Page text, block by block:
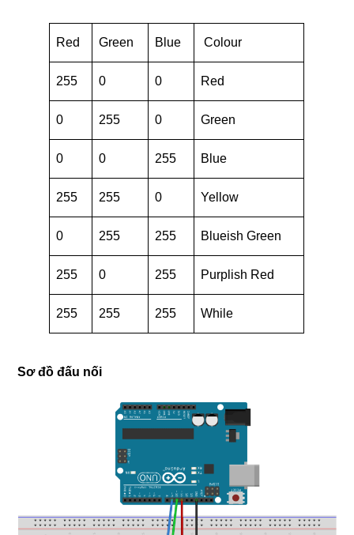
Red Green Blue Colour
255 0 0 Red
0 255 0 Green
0 0 255 Blue
255 255 0 Yellow
0 255 255 Blueish Green
255 0 255 Purplish Red
255 255 255 While
Sơ đồ đấu nối